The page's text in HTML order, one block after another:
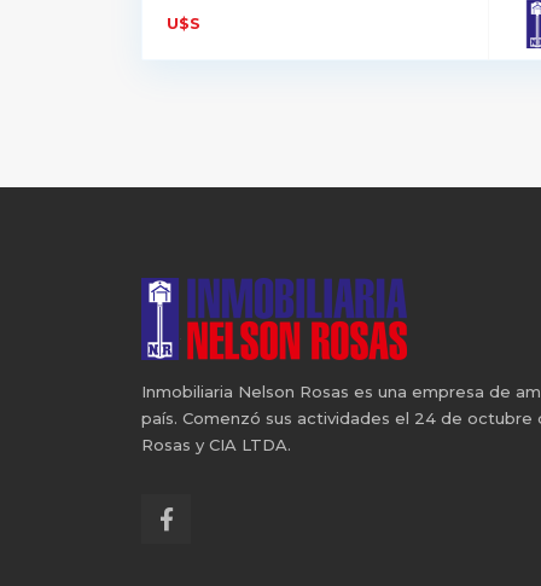
U$S
Inmobiliaria Nelson Rosas es una empresa de
país. Comenzó sus actividades el 24 de octubre
Rosas y CIA LTDA.